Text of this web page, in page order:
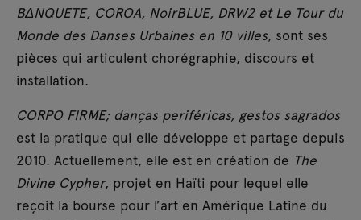
BΔNQUETE, COROA, NoirBLUE, DRW2 et Le Tour du
Monde des Danses Urbaines en 10 villes, sont ses
pièces qui articulent chorégraphie, discours et
installation.
CORPO FIRME; danças periféricas, gestos sagrados
est la pratique qui elle développe et partage depuis
2010. Actuellement, elle est en création de The
Divine Cypher, projet en Haïti pour lequel elle
reçoit la bourse pour l’art en Amérique Latine du